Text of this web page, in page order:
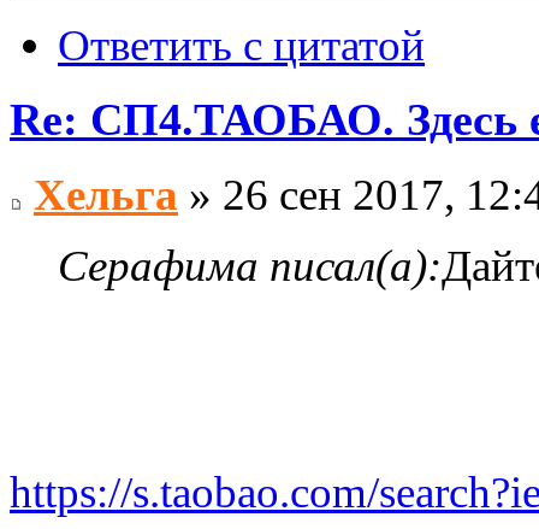
Ответить с цитатой
Re: СП4.ТАОБАО. Здесь
Хельга » 26 сен 2017,
Серафима писал(а):
https://s.taobao.com/